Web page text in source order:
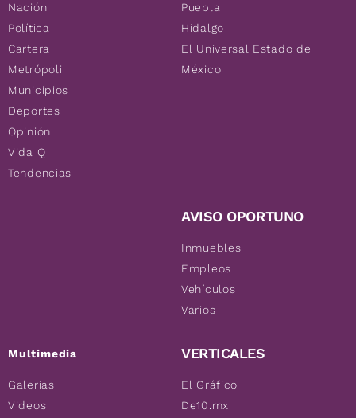
Nación
Política
Cartera
Metrópoli
Municipios
Deportes
Opinión
Vida Q
Tendencias
Multimedia
Galerías
Videos
Puebla
Hidalgo
El Universal Estado de
México
AVISO OPORTUNO
Inmuebles
Empleos
Vehículos
Varios
VERTICALES
El Gráfico
De10.mx